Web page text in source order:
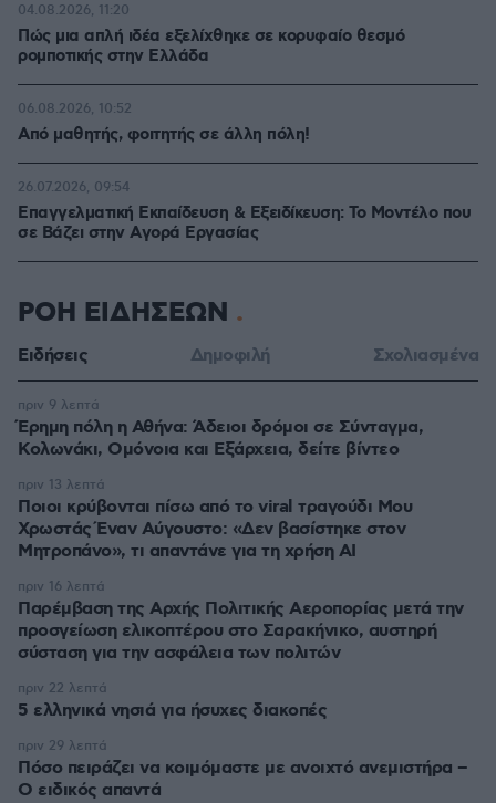
Πώς μια απλή ιδέα εξελίχθηκε σε κορυφαίο θεσμό
ρομποτικής στην Ελλάδα
04.08.2026, 11:20
Από μαθητής, φοιτητής σε άλλη πόλη!
06.08.2026, 10:52
Επαγγελματική Εκπαίδευση & Εξειδίκευση: Το Mοντέλο που
σε Bάζει στην Aγορά Eργασίας
26.07.2026, 09:54
ΡΟΗ ΕΙΔΗΣΕΩΝ
Ειδήσεις Δημοφιλή Σχολιασμένα
Έρημη πόλη η Αθήνα: Άδειοι δρόμοι σε Σύνταγμα,
Κολωνάκι, Ομόνοια και Εξάρχεια, δείτε βίντεο
πριν 9 λεπτά
Ποιοι κρύβονται πίσω από το viral τραγούδι Μου
Χρωστάς Έναν Αύγουστο: «Δεν βασίστηκε στον
Μητροπάνο», τι απαντάνε για τη χρήση AI
πριν 13 λεπτά
Παρέμβαση της Αρχής Πολιτικής Αεροπορίας μετά την
προσγείωση ελικοπτέρου στο Σαρακήνικο, αυστηρή
σύσταση για την ασφάλεια των πολιτών
πριν 16 λεπτά
5 ελληνικά νησιά για ήσυχες διακοπές
πριν 22 λεπτά
Πόσο πειράζει να κοιμόμαστε με ανοιχτό ανεμιστήρα –
Ο ειδικός απαντά
πριν 29 λεπτά